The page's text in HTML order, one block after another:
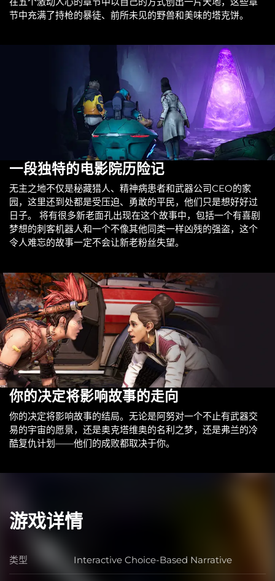
节中充满了持枪的暴徒、前所未见的野兽和美味的塔克饼。
一段独特的电影院历险记
无主之地不仅是秘藏猎人、精神病患者和武器公司CEO的家
园，这里还到处都是受压迫、勇敢的平民，他们只是想好好过
日子。 将有很多新老面孔出现在这个故事中，包括一个有喜剧
梦想的刺客机器人和一个不像其他同类一样凶残的强盗，这个
令人难忘的故事一定不会让新老粉丝失望。
你的决定将影响故事的走向
你的决定将影响故事的结局。无论是阿努对一个不止有武器交
易的宇宙的愿景，还是奥克塔维奥的名利之梦，还是弗兰的冷
酷复仇计划——他们的成败都取决于你。
游戏详情
类型 类型
Interactive Choice-Based Narrative